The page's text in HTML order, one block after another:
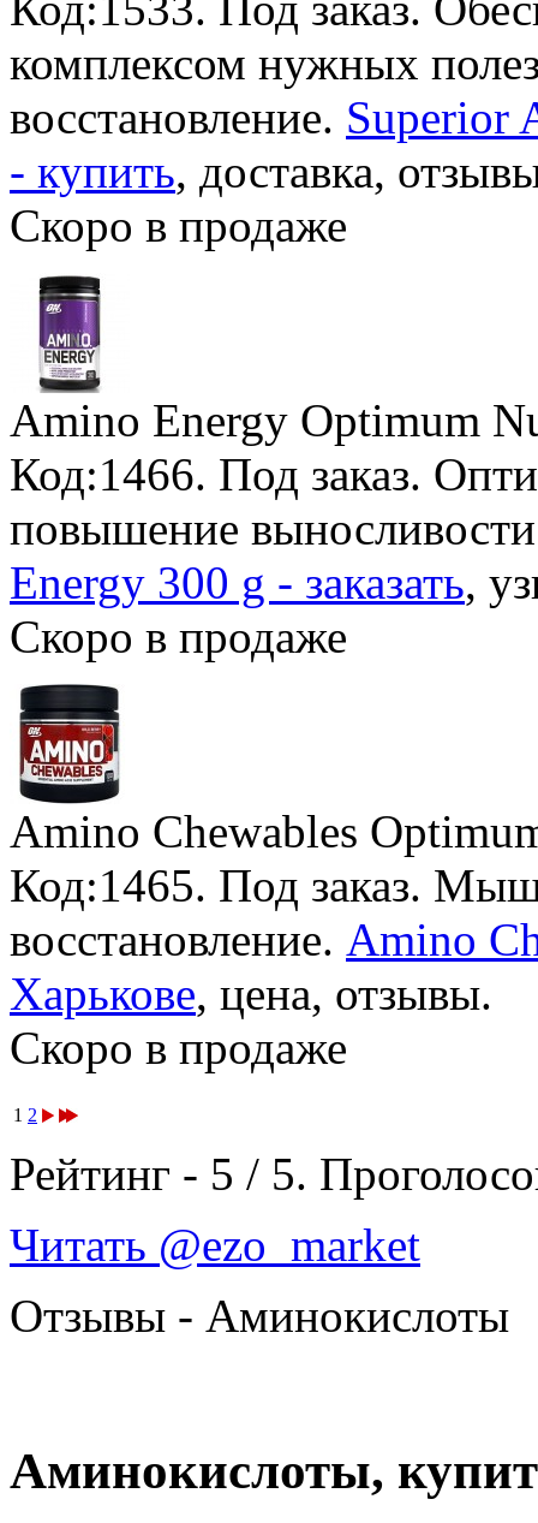
комплексом нужных
восстановление. Superior
- купить, доставка,
Скоро в продаже
Amino Energy Optimum
Код:1466. Под заказ.
повышение
Energy 300 g - заказать,
Скоро в продаже
Amino Chewables
Код:1465. Под заказ.
восстановление. Amino
Харькове, цена, отзывы.
Скоро в продаже
1 2
Рейтинг - 5 / 5.
Читать @ezo_market
Отзывы - Аминокислоты
Аминокислоты,